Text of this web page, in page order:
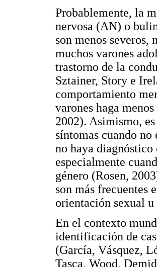
Probablemente, la
nervosa (AN) o
son menos severos,
muchos varones
trastorno de la
Sztainer, Story e
comportamiento
varones haga
2002). Asimismo,
síntomas cuando
no haya
especialmente
género (Rosen,
son más frecuentes
orientación sexual u
En el contexto
identificación de
(García, Vásquez,
Tasca, Wood,